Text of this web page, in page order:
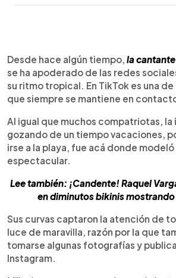
► Escuchar artículo
Desde hace algún tiempo, la
se ha apoderado de las redes
su ritmo tropical. En TikTok es una
que siempre se mantiene en
Al igual que muchos compatriotas,
gozando de un tiempo vacaciones,
irse a la playa, fue acá donde
espectacular.
Lee también: ¡Candente! Raquel
en diminutos bikinis mostrando
Sus curvas captaron la atención de
luce de maravilla, razón por la que
tomarse algunas fotografías y
Instagram.